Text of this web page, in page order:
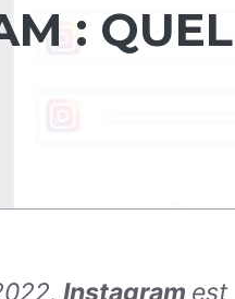
: QUEL
Instagram est